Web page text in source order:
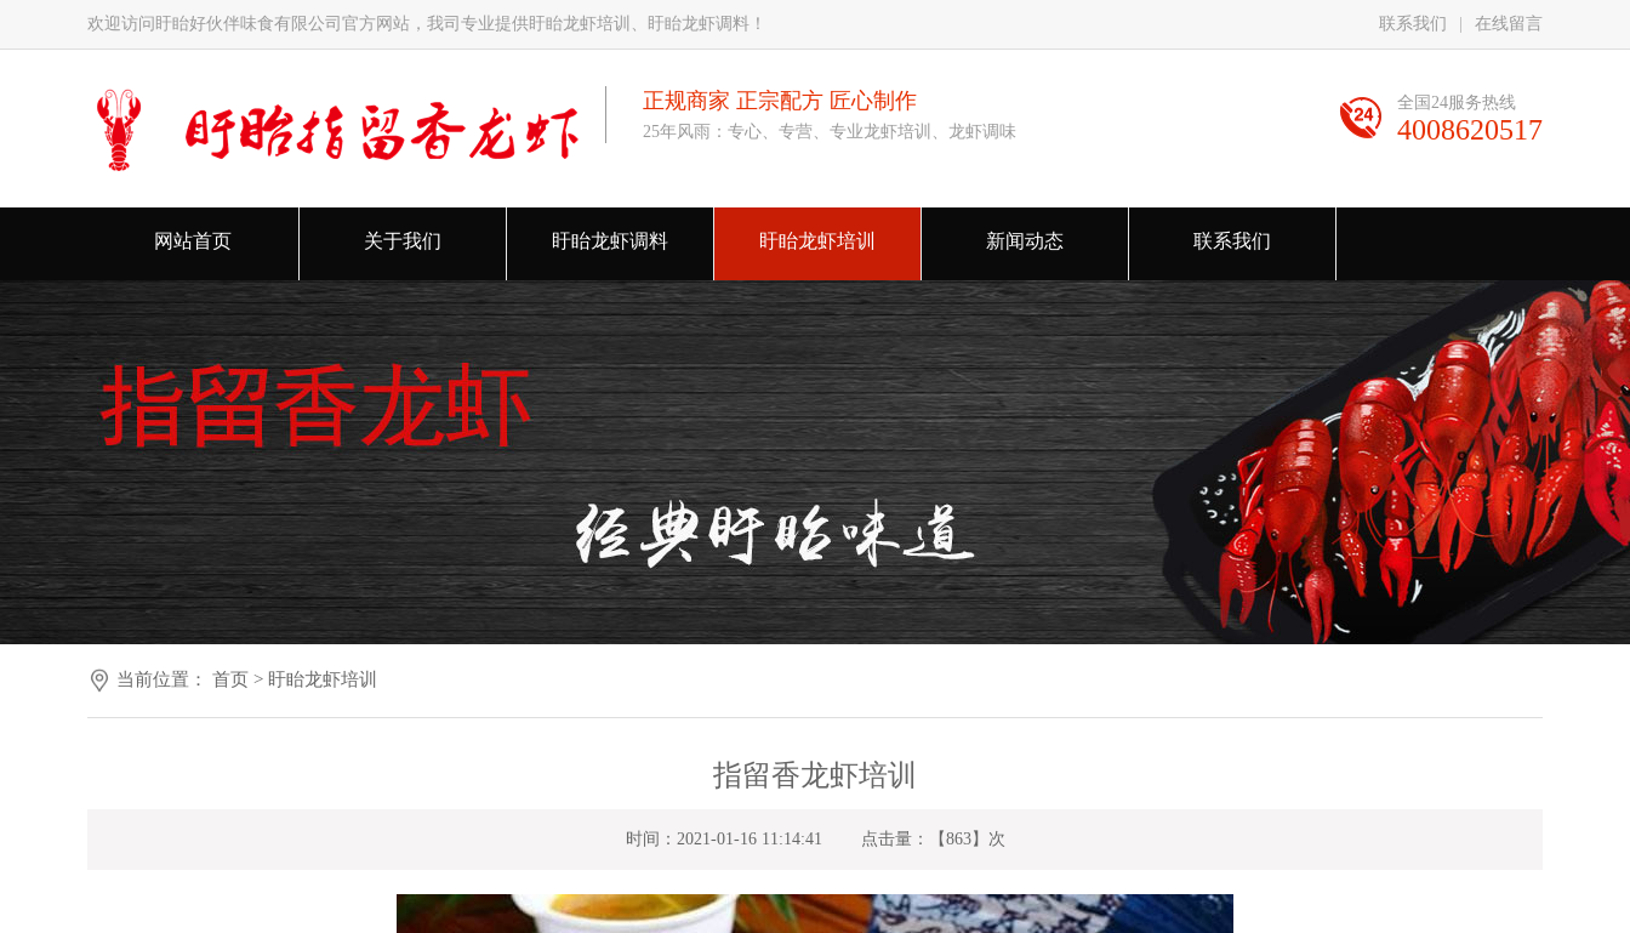
欢迎访问盱眙好伙伴味食有限公司官方网站，我司专业提供盱眙龙虾培训、盱眙龙虾调料！ 在线留言
联系我们
正规商家 正宗配方 匠心制作
25年风雨：专心、专营、专业龙虾培训、龙虾调味
全国24服务热线
4008620517
网站首页 关于我们 盱眙龙虾调料 盱眙龙虾培训 新闻动态 联系我们
当前位置： 首页 > 盱眙龙虾培训
指留香龙虾培训
时间：2021-01-16 11:14:41 点击量：【863】次